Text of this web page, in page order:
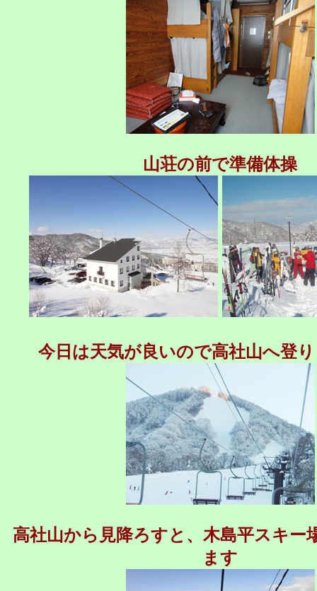
山荘の前で準備体操
今日は天気が良いので高社山へ登
高社山から見降ろすと、木島平スキー
ます